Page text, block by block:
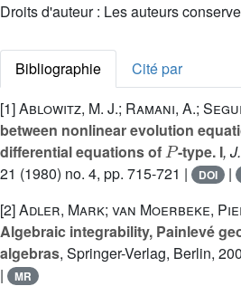
Droits d'auteur : Les auteurs
Bibliographie
Cité par
[1]Ablowitz, M. J.; Ramani, A.;
between nonlinear evolution
differential equations of
P
-type. I,
21 (1980) no. 4, pp. 715-721 | DOI |
[2]Adler, Mark; van Moerbeke,
Algebraic integrability, Painlevé
algebras, Springer-Verlag, Berlin,
| MR